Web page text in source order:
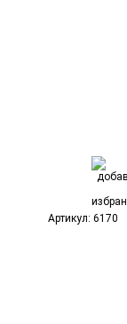
Артикул: 6170